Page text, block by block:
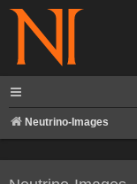
Neutrino-Images